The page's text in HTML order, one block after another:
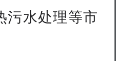
污水处理等市